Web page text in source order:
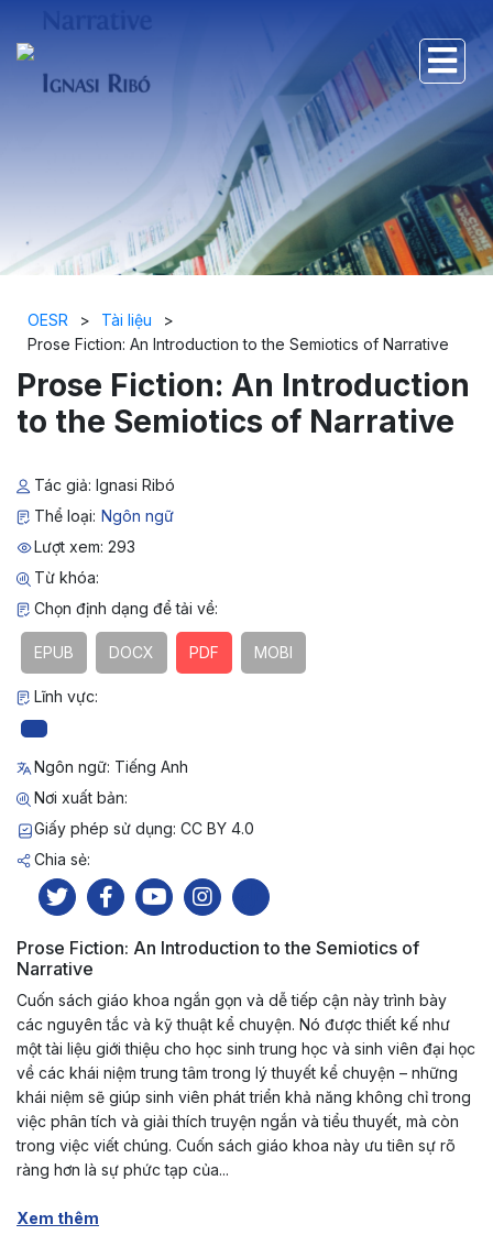
OESR > Tài liệu
>
Prose Fiction: An Introduction to the Semiotics of Narrative
Prose Fiction: An Introduction
to the Semiotics of Narrative
Tác giả: Ignasi Ribó
Thể loại: Ngôn ngữ
Lượt xem: 293
Từ khóa:
Chọn định dạng để tải về:
EPUB DOCX PDF MOBI
Lĩnh vực:
Ngôn ngữ: Tiếng Anh
Nơi xuất bản:
Giấy phép sử dụng: CC BY 4.0
Chia sẻ:
Prose Fiction: An Introduction to the Semiotics of
Narrative
Cuốn sách giáo khoa ngắn gọn và dễ tiếp cận này trình bày
các nguyên tắc và kỹ thuật kể chuyện. Nó được thiết kế như
một tài liệu giới thiệu cho học sinh trung học và sinh viên đại học
về các khái niệm trung tâm trong lý thuyết kể chuyện – những
khái niệm sẽ giúp sinh viên phát triển khả năng không chỉ trong
việc phân tích và giải thích truyện ngắn và tiểu thuyết, mà còn
trong việc viết chúng. Cuốn sách giáo khoa này ưu tiên sự rõ
ràng hơn là sự phức tạp của...
Xem thêm